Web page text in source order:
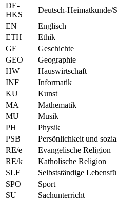
DE-
HKS
Deutsch-Heimatkunde/
EN
Englisch
ETH
Ethik
GE
Geschichte
GEO
Geographie
HW
Hauswirtschaft
INF
Informatik
KU
Kunst
MA
Mathematik
MU
Musik
PH
Physik
PSB
Persönlichkeit und
RE/e
Evangelische Religion
RE/k
Katholische Religion
SLF
Selbstständige
SPO
Sport
SU
Sachunterricht